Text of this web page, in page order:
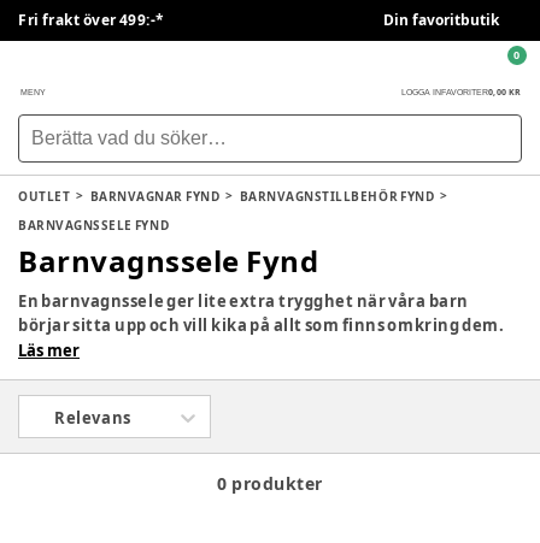
Fri frakt över 499:-* Din favoritbutik
MENY LOGGA IN FAVORITER0,00 KR
0
OUTLET BARNVAGNAR FYND
BARNVAGNSTILLBEHÖR FYND
BARNVAGNSSELE FYND
Barnvagnssele Fynd
En barnvagnssele ger lite extra trygghet när våra barn
börjar sitta upp och vill kika på allt som finns omkring dem.
Den hjälper till att hålla barnets kropp på plats utan att det
och upptäcka tillsammans i lugn och ro.
Läs mer
Relevans
0 produkter